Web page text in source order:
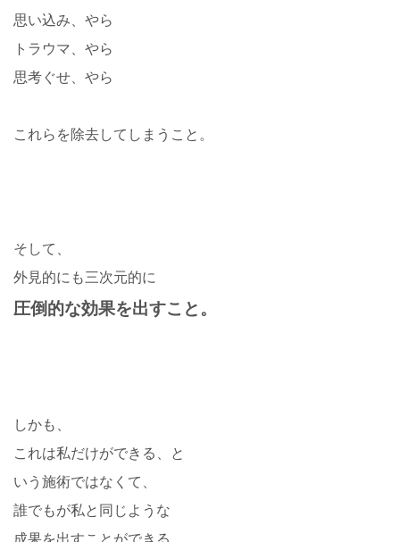
思い込み、やら
トラウマ、やら
思考ぐせ、やら
これらを除去してしまうこと。
そして、
外見的にも三次元的に
圧倒的な効果を出すこと。
しかも、
これは私だけができる、と
いう施術ではなくて、
誰でもが私と同じような
成果を出すことができる